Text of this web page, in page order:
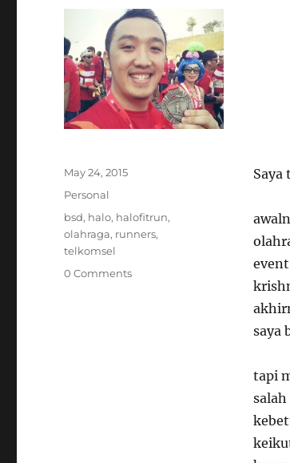
Saya
saya
tapi
Posted
May 24, 2015
Categories
Personal
Tags
bsd, halo, halofitrun,
olahraga, runners,
telkomsel
0 Comments